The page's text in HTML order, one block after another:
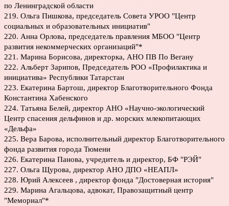
по Ленинградской области
219. Ольга Пишкова, председатель Совета УРОО "Центр
социальных и образовательных инициатив"
220. Анна Орлова, председатель правления МБОО "Центр
развития некоммерческих организаций"*
221. Марина Борисова, директорка, АНО ПВ По Вегану
222. Альберт Зарипов, Председатель РОО «Профилактика и
инициатива» Республики Татарстан
223. Екатерина Бартош, директор Благотворительного Фонда
Константина Хабенского
224. Татьяна Белей, директор АНО «Научно-экологический
Центр спасения дельфинов и др. морских млекопитающих
«Дельфа»
225. Вера Барова, исполнительный директор Благотворительного
фонда развития города Тюмени
226. Екатерина Панова, учредитель и директор, БФ "РЭЙ"
227. Ольга Щурова, директор АНО ДПО «НЕАПЛ»
228. Юрий Алексеев , директор фонда "Достоверная история"
229. Марина Агальцова, адвокат, Правозащитный центр
"Мемориал"*